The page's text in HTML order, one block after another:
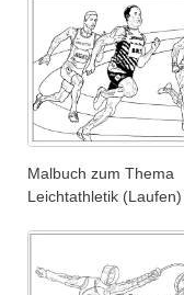
Malbuch zum Thema
Leichtathletik (Laufen)